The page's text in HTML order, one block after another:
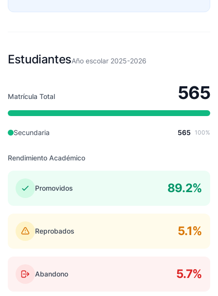
EstudiantesAño escolar 2025-2026
Matrícula Total 565
Secundaria 565 100%
Rendimiento Académico
Promovidos 89.2%
Reprobados 5.1%
Abandono 5.7%